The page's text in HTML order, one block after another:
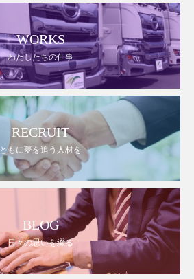
WORKS
わたしたちの仕事
RECRUIT
ともに夢を追う人材を
BLOG
日々の思いを綴る